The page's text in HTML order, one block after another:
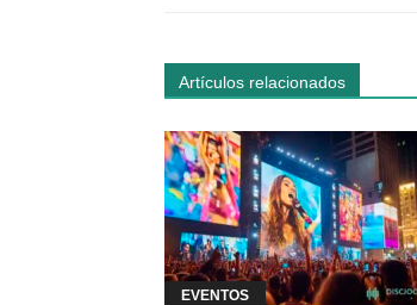
Artículos relacionados
EVENTOS